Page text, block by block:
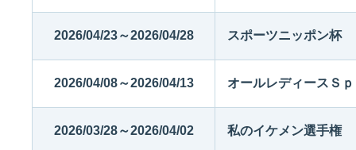
2026/04/23～2026/04/28 スポーツニッポン杯
2026/04/08～2026/04/13 オールレディースＳ
2026/03/28～2026/04/02 私のイケメン選手権